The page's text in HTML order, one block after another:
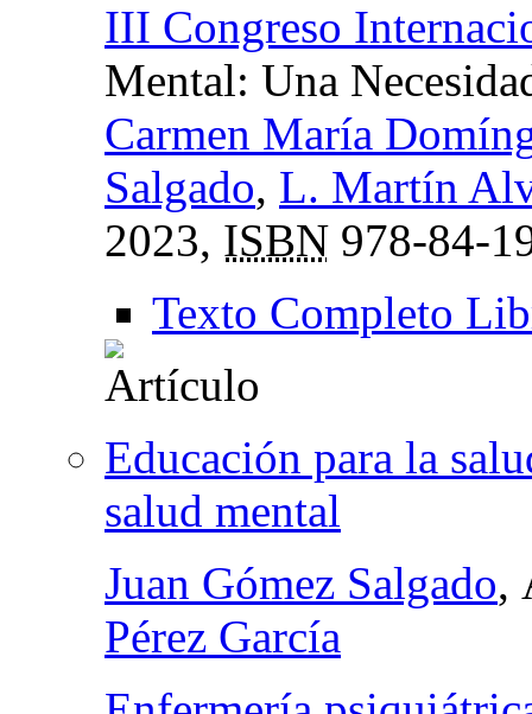
III Congreso
Mental: Una
Carmen María
Salgado, L. Martín
2023, ISBN 978-84-
Texto Completo
Educación para la
salud mental
Juan Gómez Salgado,
Pérez García